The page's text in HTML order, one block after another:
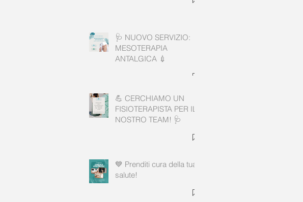
🩺 NUOVO SERVIZIO:
MESOTERAPIA
ANTALGICA 💉
💪 CERCHIAMO UN
FISIOTERAPISTA PER IL
NOSTRO TEAM! 🩺
💙 Prenditi cura della tua
salute!